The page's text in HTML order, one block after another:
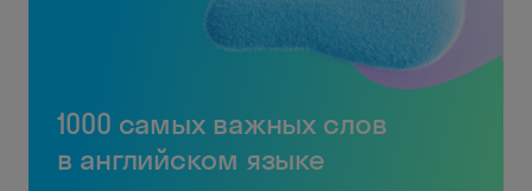
1000 самых важных слов
в английском языке